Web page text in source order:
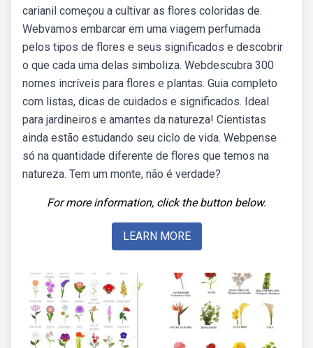
carianil começou a cultivar as flores coloridas de.
Webvamos embarcar em uma viagem perfumada
pelos tipos de flores e seus significados e descobrir
o que cada uma delas simboliza. Webdescubra 300
nomes incríveis para flores e plantas. Guia completo
com listas, dicas de cuidados e significados. Ideal
para jardineiros e amantes da natureza! Cientistas
ainda estão estudando seu ciclo de vida. Webpense
só na quantidade diferente de flores que temos na
natureza. Tem um monte, não é verdade?
For more information, click the button below.
LEARN MORE